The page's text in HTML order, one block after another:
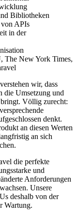
Bibliotheken
APIs
in der
The New York Times,
wir, dass
die Umsetzung und
Völlig zurecht:
denkt.
an diesen Werten
an sich
die perfekte
und
Anforderungen
Unsere
deshalb von der
Wartung.